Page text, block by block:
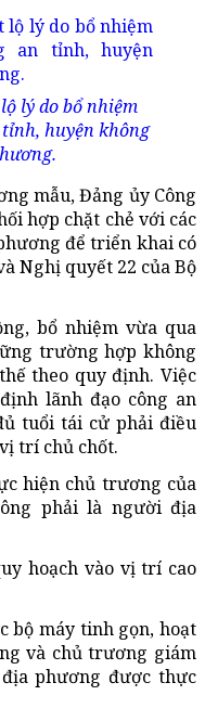
lý do bổ nhiệm
huyện không
mẫu, Đảng ủy Công
hợp chặt chẻ với các
để triển khai có
Nghị quyết 22 của Bộ
bổ nhiệm vừa qua
trường hợp không
theo quy định. Việc
lãnh đạo công an
tuổi tái cử phải điều
trí chủ chốt.
hiện chủ trương của
phải là người địa
hoạch vào vị trí cao
bộ máy tinh gọn, hoạt
và chủ trương giám
phương được thực